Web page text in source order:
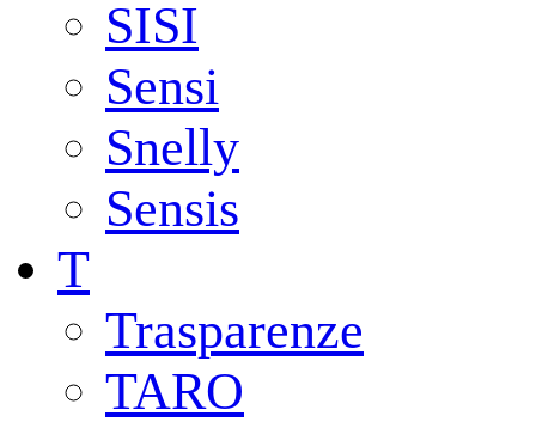
SISI
Sensi
Snelly
Sensis
T
Trasparenze
TARO